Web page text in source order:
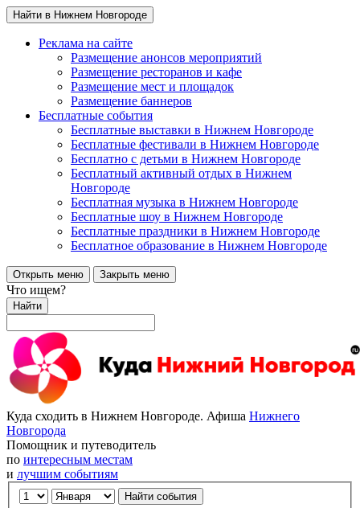
Найти в Нижнем Новгороде
Реклама на сайте
Размещение анонсов мероприятий
Размещение ресторанов и кафе
Размещение мест и площадок
Размещение баннеров
Бесплатные события
Бесплатные выставки в Нижнем Новгороде
Бесплатные фестивали в Нижнем Новгороде
Бесплатно с детьми в Нижнем Новгороде
Бесплатный активный отдых в Нижнем
Новгороде
Бесплатная музыка в Нижнем Новгороде
Бесплатные шоу в Нижнем Новгороде
Бесплатные праздники в Нижнем Новгороде
Бесплатное образование в Нижнем Новгороде
Открыть меню Закрыть меню
Что ищем?
Найти
Куда сходить в Нижнем Новгороде. Афиша Нижнего
Новгорода
Помощник и путеводитель
по интересным местам
и лучшим событиям